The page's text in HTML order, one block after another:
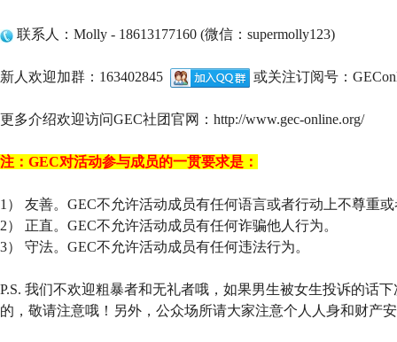
联系人：Molly - 18613177160 (微信：supermolly123)
新人欢迎加群：163402845 或关注订阅号：
更多介绍欢迎访问GEC社团官网：http://www.gec-online.org/
注：GEC对活动参与成员的一贯要求是：
1） 友善。GEC不允许活动成员有任何语言或者行动上不尊重
2） 正直。GEC不允许活动成员有任何诈骗他人行为。
3） 守法。GEC不允许活动成员有任何违法行为。
P.S. 我们不欢迎粗暴者和无礼者哦，如果男生被女生投诉的话
的，敬请注意哦！另外，公众场所请大家注意个人人身和财产